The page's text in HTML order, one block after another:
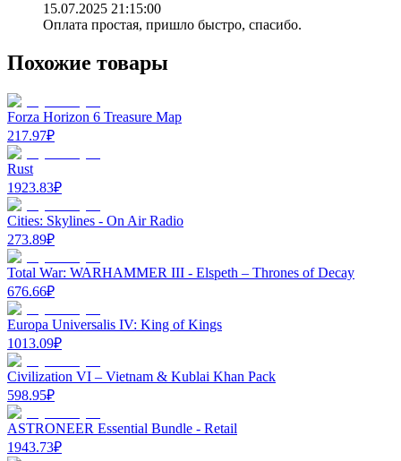
15.07.2025 21:15:00
Оплата простая, пришло быстро, спасибо.
Похожие товары
Forza Horizon 6 Treasure Map
217.97₽
Rust
1923.83₽
Cities: Skylines - On Air Radio
273.89₽
Total War: WARHAMMER III - Elspeth – Thrones of Decay
676.66₽
Europa Universalis IV: King of Kings
1013.09₽
Civilization VI – Vietnam & Kublai Khan Pack
598.95₽
ASTRONEER Essential Bundle - Retail
1943.73₽